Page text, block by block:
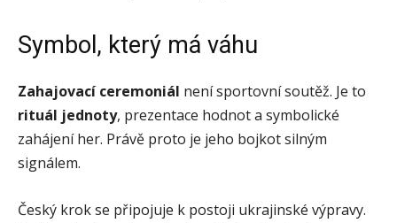
Symbol, který má váhu
Zahajovací ceremoniál není sportovní soutěž. Je to
rituál jednoty, prezentace hodnot a symbolické
zahájení her. Právě proto je jeho bojkot silným
signálem.
Český krok se připojuje k postoji ukrajinské výpravy.